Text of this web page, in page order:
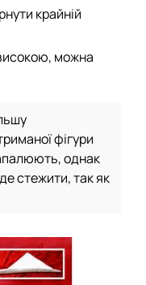
крайній
можна
фігури
однак
стежити, так як